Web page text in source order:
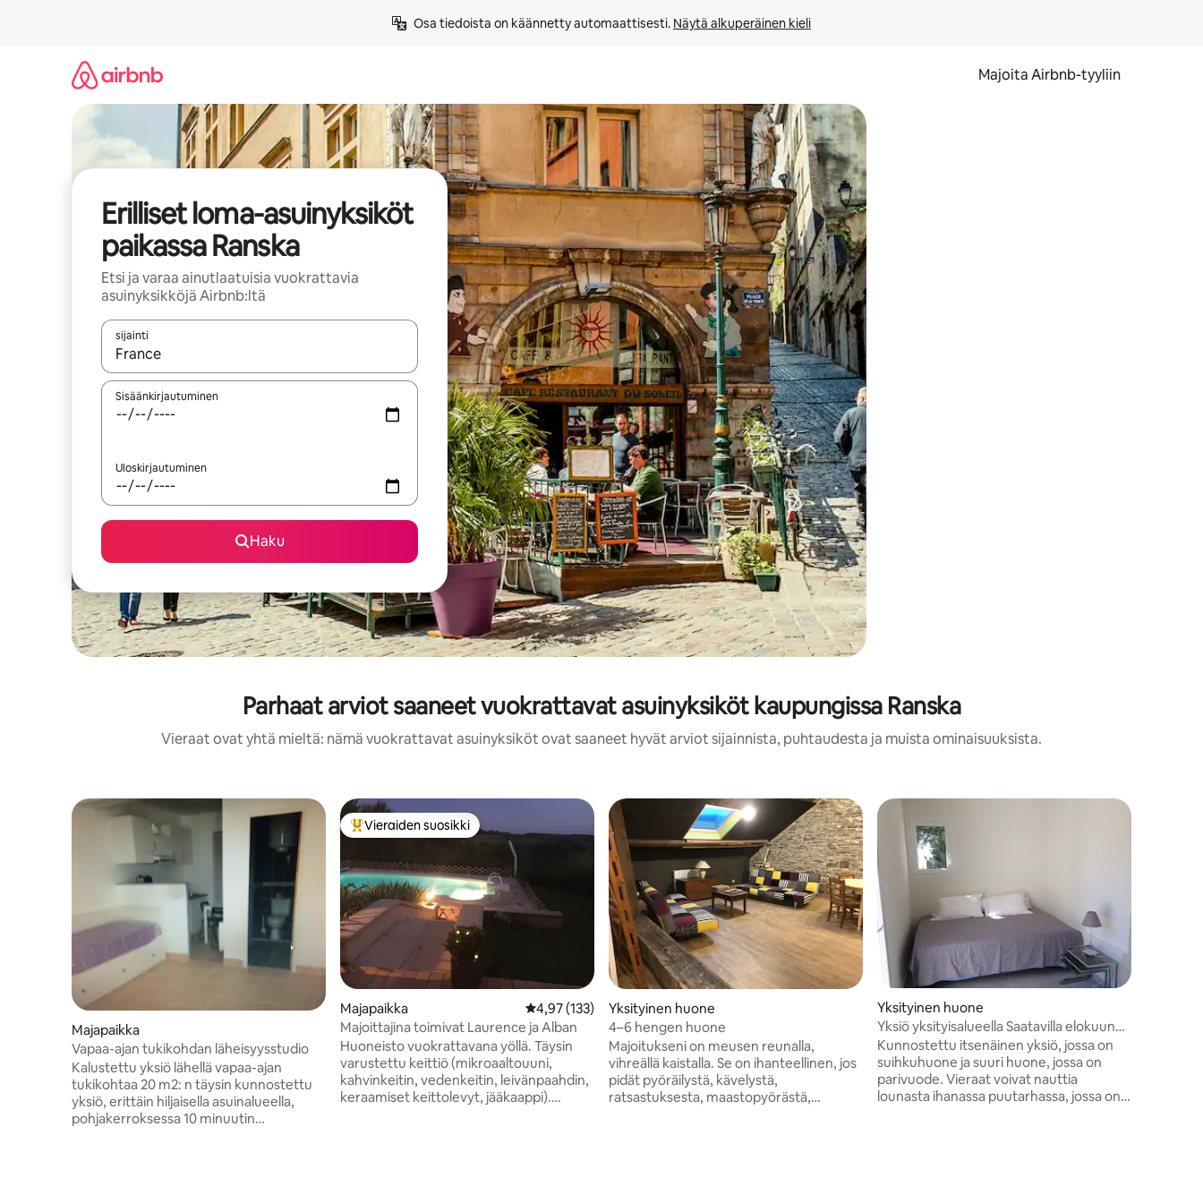
Osa tiedoista on käännetty automaattisesti. Näytä alkuperäinen kieli
Majoita Airbnb-tyyliin
Erilliset loma-asuinyksiköt
paikassa Ranska
Etsi ja varaa ainutlaatuisia vuokrattavia
asuinyksikköjä Airbnb:ltä
sijainti
Kun tulokset ovat saatavilla, navigoi ylös- ja alas-nuolinäppäimillä tai tutustu koskettamalla tai pyyhkäisemällä.
Sisäänkirjautuminen
Uloskirjautuminen
Haku
Parhaat arviot saaneet vuokrattavat asuinyksiköt kaupungissa Ranska
Vieraat ovat yhtä mieltä: nämä vuokrattavat asuinyksiköt ovat saaneet hyvät arviot sijainnista, puhtaudesta ja muista ominaisuuksista.
Majapaikka
Vapaa-ajan tukikohdan läheisyysstudio
Kalustettu yksiö lähellä vapaa-ajan
tukikohtaa 20 m2: n täysin kunnostettu
yksiö, erittäin hiljaisella asuinalueella,
pohjakerroksessa 10 minuutin
Vieraiden suosikkien parhaimmistoa
Vieraiden suosikki
Majapaikka Keskimääräinen arvio 4,97/5, 133 arvostelua
4,97 (133)
Majoittajina toimivat Laurence ja Alban
Huoneisto vuokrattavana yöllä. Täysin
varustettu keittiö (mikroaaltouuni,
kahvinkeitin, vedenkeitin, leivänpaahdin,
keraamiset keittolevyt, jääkaappi).
Yksityinen huone
4–6 hengen huone
Majoitukseni on meusen reunalla,
vihreällä kaistalla. Se on ihanteellinen, jos
pidät pyöräilystä, kävelystä,
ratsastuksesta, maastopyörästä,
Yksityinen huone
Yksiö yksityisalueella Saatavilla elokuun
lomien aikana
Kunnostettu itsenäinen yksiö, jossa on
suihkuhuone ja suuri huone, jossa on
parivuode. Vieraat voivat nauttia
lounasta ihanassa puutarhassa, jossa on